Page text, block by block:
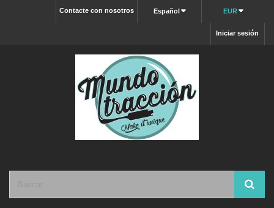
EUR
Español
Contacte con nosotros
Iniciar sesión